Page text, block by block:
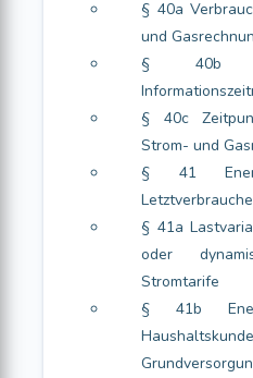
§ 40a
und
§ 40b
§ 40c
Strom- und
§ 41
§ 41a
oder
Stromtarife
§ 41b